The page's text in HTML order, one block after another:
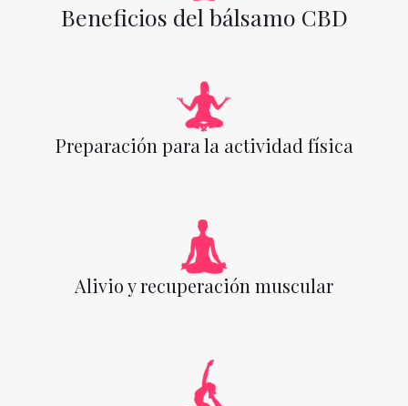
Beneficios del bálsamo CBD
Preparación para la actividad física
Alivio y recuperación muscular